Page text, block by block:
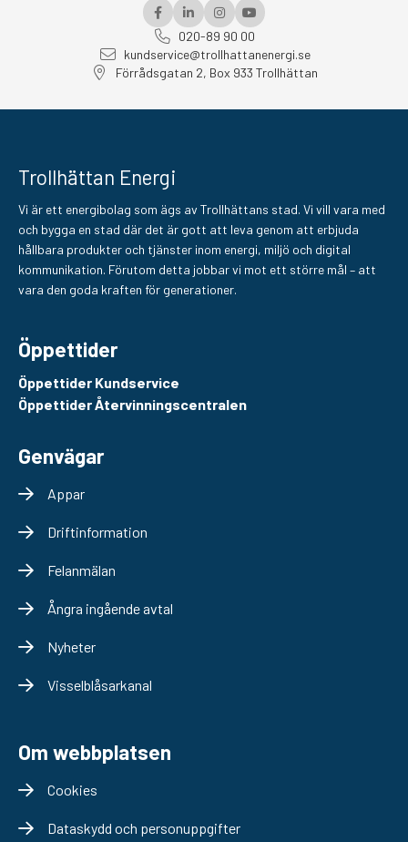
020-89 90 00
kundservice@trollhattanenergi.se
Förrådsgatan 2, Box 933 Trollhättan
Trollhättan Energi
Vi är ett energibolag som ägs av Trollhättans stad. Vi vill vara med
och bygga en stad där det är gott att leva genom att erbjuda
hållbara produkter och tjänster inom energi, miljö och digital
kommunikation. Förutom detta jobbar vi mot ett större mål – att
vara den goda kraften för generationer.
Öppettider
Öppettider Kundservice
Öppettider Återvinningscentralen
Genvägar
Appar
Driftinformation
Felanmälan
Ångra ingående avtal
Nyheter
Visselblåsarkanal
Om webbplatsen
Cookies
Dataskydd och personuppgifter